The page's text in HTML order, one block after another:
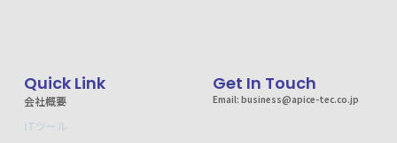
Quick Link
会社概要
ITツール
Get In Touch
Email: business@apice-tec.co.jp